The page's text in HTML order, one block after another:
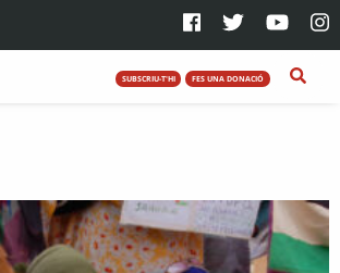
SUBSCRIU-T'HI FES UNA DONACIÓ